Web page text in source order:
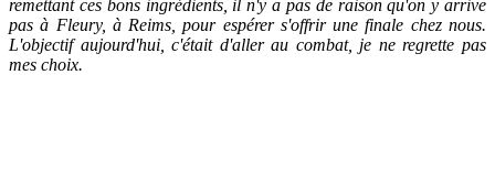
remettant ces bons ingrédients, il n'y a pas de raison qu'on y arrive
pas à Fleury, à Reims, pour espérer s'offrir une finale chez nous.
L'objectif aujourd'hui, c'était d'aller au combat, je ne regrette pas
mes choix.